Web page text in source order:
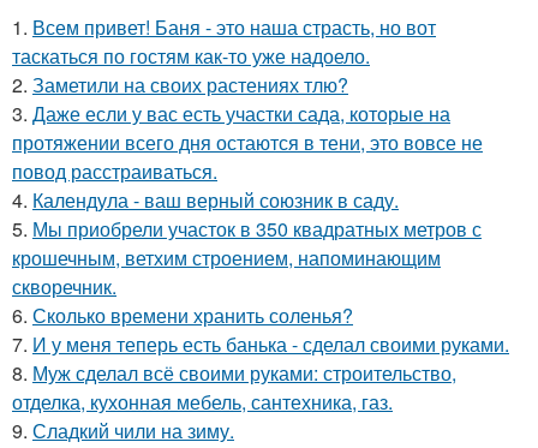
1. Всем привет! Баня - это наша страсть, но вот
таскаться по гостям как-то уже надоело.
2. Заметили на своих растениях тлю?
3. Даже если у вас есть участки сада, которые на
протяжении всего дня остаются в тени, это вовсе не
повод расстраиваться.
4. Календула - ваш верный союзник в саду.
5. Мы приобрели участок в 350 квадратных метров с
крошечным, ветхим строением, напоминающим
скворечник.
6. Сколько времени хранить соленья?
7. И у меня теперь есть банька - сделал своими руками.
8. Муж сделал всё своими руками: строительство,
отделка, кухонная мебель, сантехника, газ.
9. Сладкий чили на зиму.